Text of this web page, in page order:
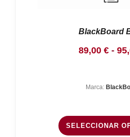
BlackBoard
89,00 € -
Marca:
SELECCIONAR